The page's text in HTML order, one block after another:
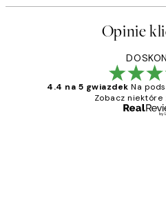
Opinie
4.4 na 5 gwiazdek Na
Zobacz niektóre